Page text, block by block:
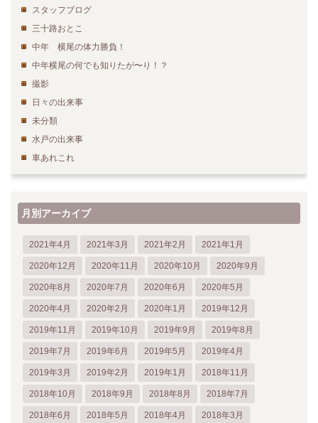
スタッフブログ
三十路おとこ
中年 横尾の体力勝負！
中年横尾の何でも知りたが〜り！？
撮影
日々の出来事
未分類
水戸の出来事
車あれこれ
月別アーカイブ
2021年4月 2021年3月 2021年2月 2021年1月
2020年12月 2020年11月 2020年10月 2020年9月
2020年8月 2020年7月 2020年6月 2020年5月
2020年4月 2020年2月 2020年1月 2019年12月
2019年11月 2019年10月 2019年9月 2019年8月
2019年7月 2019年6月 2019年5月 2019年4月
2019年3月 2019年2月 2019年1月 2018年11月
2018年10月 2018年9月 2018年8月 2018年7月
2018年6月 2018年5月 2018年4月 2018年3月